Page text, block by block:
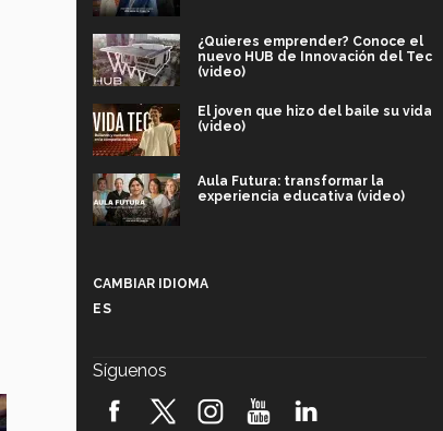
¿Quieres emprender? Conoce el
nuevo HUB de Innovación del Tec
(video)
El joven que hizo del baile su vida
(video)
Aula Futura: transformar la
experiencia educativa (video)
robótica FIRST 2026! (video)
CAMBIAR IDIOMA
ES
Síguenos